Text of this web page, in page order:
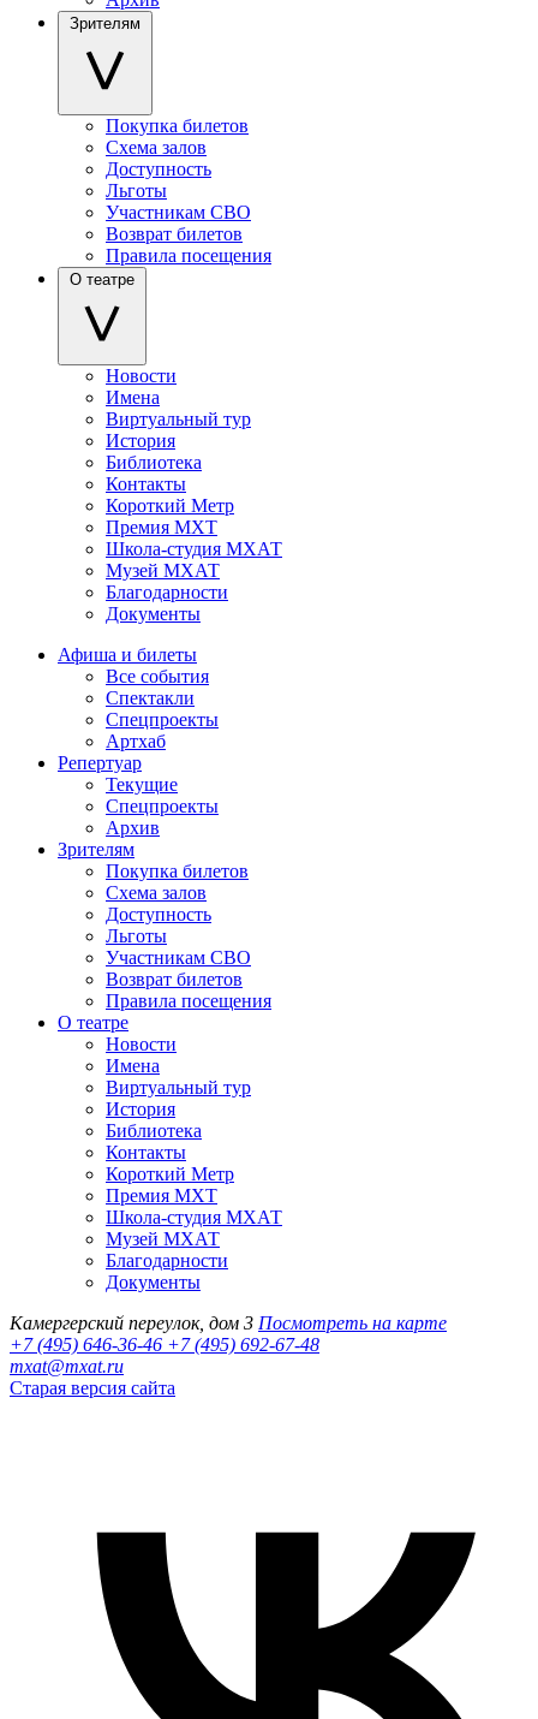
Зрителям
Покупка билетов
Схема залов
Доступность
Льготы
Участникам СВО
Возврат билетов
Правила посещения
О театре
Новости
Имена
Виртуальный тур
История
Библиотека
Контакты
Короткий Метр
Премия МХТ
Школа-студия МХАТ
Музей МХАТ
Благодарности
Документы
Афиша и билеты
Все события
Спектакли
Спецпроекты
Артхаб
Репертуар
Текущие
Спецпроекты
Архив
Зрителям
Покупка билетов
Схема залов
Доступность
Льготы
Участникам СВО
Возврат билетов
Правила посещения
О театре
Новости
Имена
Виртуальный тур
История
Библиотека
Контакты
Короткий Метр
Премия МХТ
Школа-студия МХАТ
Музей МХАТ
Благодарности
Документы
Камергерский переулок, дом 3 Посмотреть на карте
+7 (495) 646-36-46 +7 (495) 692-67-48‬
mxat@mxat.ru
Старая версия сайта